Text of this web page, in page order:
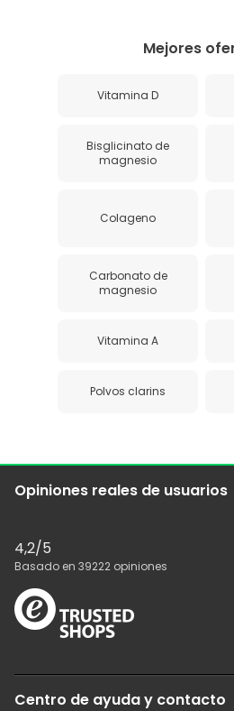
Mejores
Vitamina D
Bisglicinato de
magnesio
Colageno
Carbonato de
magnesio
Vitamina A
Polvos clarins
Opiniones reales de usuarios
4,2/5
Basado en 39222 opiniones
Centro de ayuda y contacto